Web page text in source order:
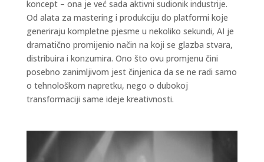
koncept – ona je već sada aktivni sudionik industrije.
Od alata za mastering i produkciju do platformi koje
generiraju kompletne pjesme u nekoliko sekundi, AI je
dramatično promijenio način na koji se glazba stvara,
distribuira i konzumira. Ono što ovu promjenu čini
posebno zanimljivom jest činjenica da se ne radi samo
o tehnološkom napretku, nego o dubokoj
transformaciji same ideje kreativnosti.